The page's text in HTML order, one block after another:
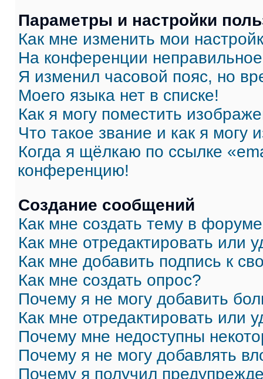
Параметры и настройки
Как мне изменить мои
На конференции
Я изменил часовой пояс, но
Моего языка нет в списке!
Как я могу поместить
Что такое звание и как я могу
Когда я щёлкаю по ссылке
конференцию!
Создание сообщений
Как мне создать тему в
Как мне отредактировать или
Как мне добавить подпись к
Как мне создать опрос?
Почему я не могу добавить
Как мне отредактировать или
Почему мне недоступны
Почему я не могу добавлять
Почему я получил